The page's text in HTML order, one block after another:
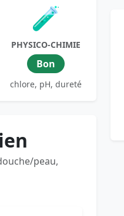
🧪
PHYSICO-CHIMIE
Bon
chlore, pH, dureté
peau,